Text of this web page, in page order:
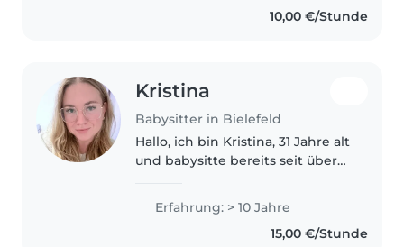
10,00 €/Stunde
Kristina
Babysitter in Bielefeld
Hallo, ich bin Kristina, 31 Jahre alt
und babysitte bereits seit über
Familien. Außerdem habe ich
drei Nichten, auf die ich
regelmäßig aufpasse. Der
Erfahrung: > 10 Jahre
15,00 €/Stunde